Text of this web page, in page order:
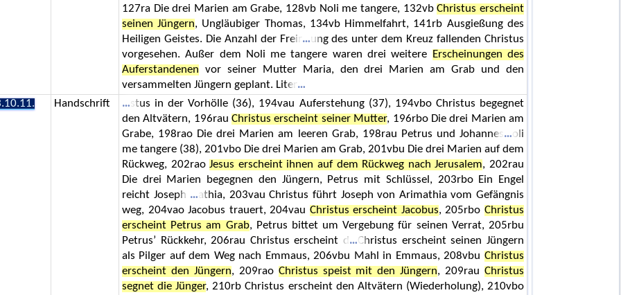
127ra Die drei Marien am Grabe, 128vb Noli me tangere, 132vbChristus erscheint
seinen Jüngern, Ungläubiger Thomas, 134vb Himmelfahrt, 141rb Ausgießung des
Heiligen Geistes. Die Anzahl der Freir
ung des unter dem Kreuz fallenden Christus
vorgesehen. Außer dem Noli me tangere waren drei weitere
Erscheinungen des
Auferstandenen vor seiner Mutter Maria, den drei Marien am Grab und den
versammelten Jüngern geplant. Liter
Handschrift
stus in der Vorhölle (36), 194vau Auferstehung (37), 194vbo Christus begegnet
den Altvätern, 196rauChristus erscheint seiner Mutter, 196rbo Die drei Marien am
Grabe, 198rao Die drei Marien am leeren Grab, 198rau Petrus und Johannes
oli
me tangere (38), 201vbo Die drei Marien am Grab, 201vbu Die drei Marien auf dem
Rückweg, 202raoJesus erscheint ihnen auf dem Rückweg nach Jerusalem, 202rau
Die drei Marien begegnen den Jüngern, Petrus mit Schlüssel, 203rbo Ein Engel
reicht Joseph
athia, 203vau Christus führt Joseph von Arimathia vom Gefängnis
weg, 204vao Jacobus trauert, 204vau Christus erscheint Jacobus, 205rboChristus
erscheint Petrus am Grab, Petrus bittet um Vergebung für seinen Verrat, 205rbu
Petrus’ Rückkehr, 206rau Christus erscheint d
Christus erscheint seinen Jüngern
als Pilger auf dem Weg nach Emmaus, 206vbu Mahl in Emmaus, 208vbu Christus
erscheint den Jüngern, 209rao Christus speist mit den Jüngern, 209rauChristus
segnet die Jünger, 210rb Christus erscheint den Altvätern (Wiederholung), 210vbo